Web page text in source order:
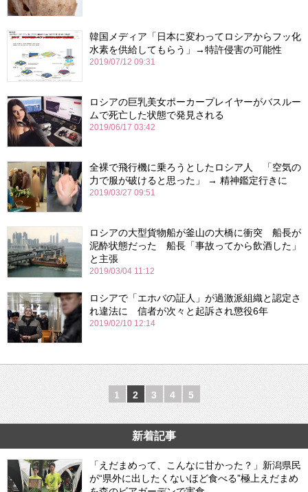
韓国メディア「日本に変わってロシアからフッ化
水素を供給してもらう」→特許侵害の可能性
2019/07/12 09:31
ロシアの巨乳美女ポーカープレイヤーがバスルー
ムで死亡した状態で発見される
2019/06/17 03:42
全裸で飛行機に乗ろうとしたロシア人 「空気の
力で服が破けると思った」 → 精神鑑定行きに
2019/03/27 09:51
ロシアの大型貨物船が釜山の大橋に衝突 船長が
泥酔状態だった 船長「事故ってから飲酒した」
と主張
2019/03/04 11:12
ロシアで「エホバの証人」が過激派組織と認定さ
れ違法に 信者が次々と起訴され懲役6年
2019/02/10 12:14
1 2 3 4 5
新着記事
「えだまめって、こんなに甘かった？」新潟県民
が“県外に出したくないほど食べる”極上えだまめ